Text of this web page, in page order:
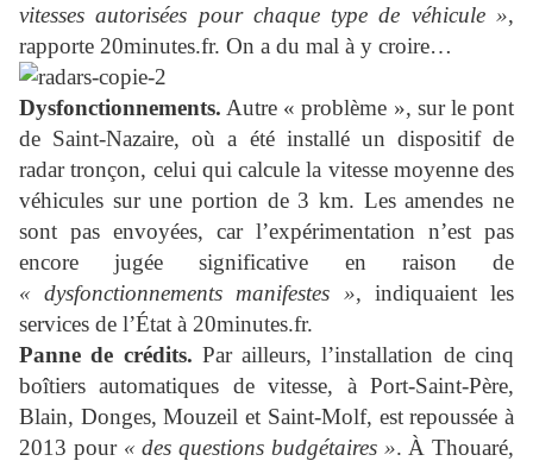
vitesses autorisées pour chaque type de véhicule »,
rapporte 20minutes.fr. On a du mal à y croire…
Dysfonctionnements. Autre « problème », sur le pont
de Saint-Nazaire, où a été installé un dispositif de
radar tronçon, celui qui calcule la vitesse moyenne des
véhicules sur une portion de 3 km. Les amendes ne
sont pas envoyées, car l’expérimentation n’est pas
encore jugée significative en raison de
« dysfonctionnements manifestes », indiquaient les
services de l’État à 20minutes.fr.
Panne de crédits. Par ailleurs, l’installation de cinq
boîtiers automatiques de vitesse, à Port-Saint-Père,
Blain, Donges, Mouzeil et Saint-Molf, est repoussée à
2013 pour « des questions budgétaires ». À Thouaré,